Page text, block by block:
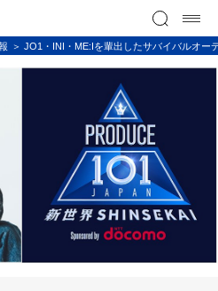
JO1・INI・ME:Iを輩出したサバイバルオー